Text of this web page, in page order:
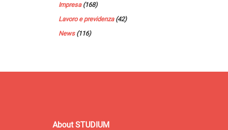
Impresa(168)
Lavoro e previdenza(42)
News(116)
About STUDIUM